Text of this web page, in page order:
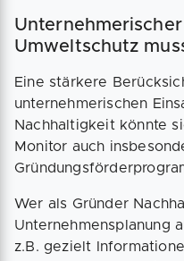
Umweltschutz
Eine stärkere
unternehmerischen
Nachhaltigkeit könnte
Monitor auch
Wer als Gründer
Unternehmensplanung
z.B. gezielt